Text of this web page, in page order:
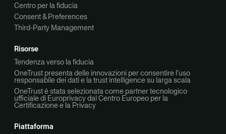
Centro per la fiducia
Consent & Preferences
Third-Party Management
Risorse
Tendenza verso la fiducia
OneTrust presenta delle innovazioni per consentire l’uso
responsabile dei dati e la trust intelligence su larga scala
OneTrust è stata selezionata come partner tecnologico
ufficiale di Europrivacy dal Centro Europeo per la
Certificazione e la Privacy
Piattaforma